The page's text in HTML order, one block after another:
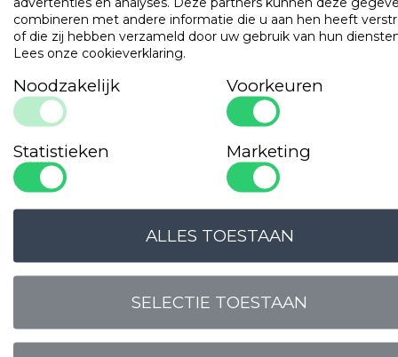
Populaireproducten
Gilder Synthetisch Superior
combineren met andere informatie die u aan hen heeft
of die zij hebben verzameld door uw gebruik van hun
Lees onze cookieverklaring.
Noodzakelijk Voorkeuren
Statistieken Marketing
SELECTIE TOESTAAN
ALLES TOESTAAN